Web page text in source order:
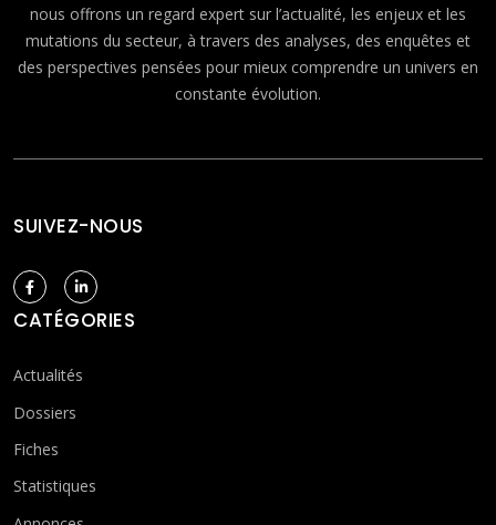
nous offrons un regard expert sur l’actualité, les enjeux et les
mutations du secteur, à travers des analyses, des enquêtes et
des perspectives pensées pour mieux comprendre un univers en
constante évolution.
SUIVEZ-NOUS
CATÉGORIES
Actualités
Dossiers
Fiches
Statistiques